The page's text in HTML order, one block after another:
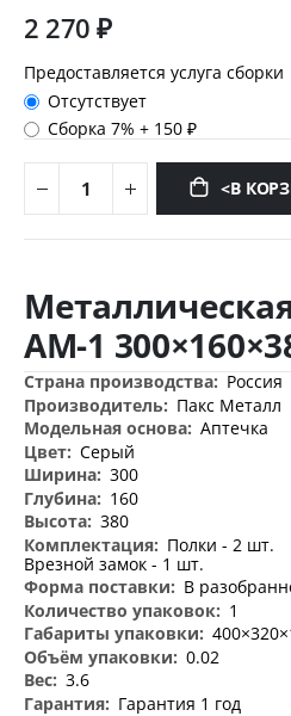
2 270 ₽
Предоставляется услуга сборки
Отсутствует
Сборка 7%+ 150 ₽
<В
к
началу
изображений
АМ-1
Дополнительная
информация
Россия
Пакс Металл
Аптечка
Серый
300
160
380
Полки - 2 шт.
Врезной замок - 1 шт.
В
1
0.02
3.6
Гарантия 1 год